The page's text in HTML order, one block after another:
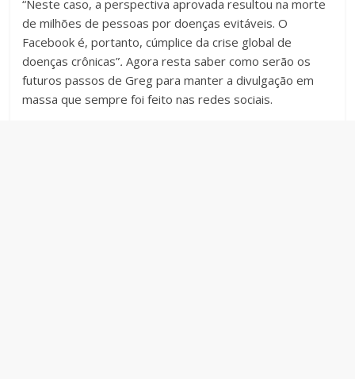
“Neste caso, a perspectiva aprovada resultou na morte
de milhões de pessoas por doenças evitáveis. O
Facebook é, portanto, cúmplice da crise global de
doenças crônicas”.Agora resta saber como serão os
futuros passos de Greg para manter a divulgação em
massa que sempre foi feito nas redes sociais.